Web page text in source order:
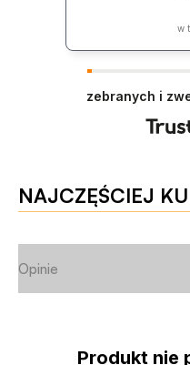
w
zebranych i
NAJCZĘŚCIEJ
Opinie
Produkt nie